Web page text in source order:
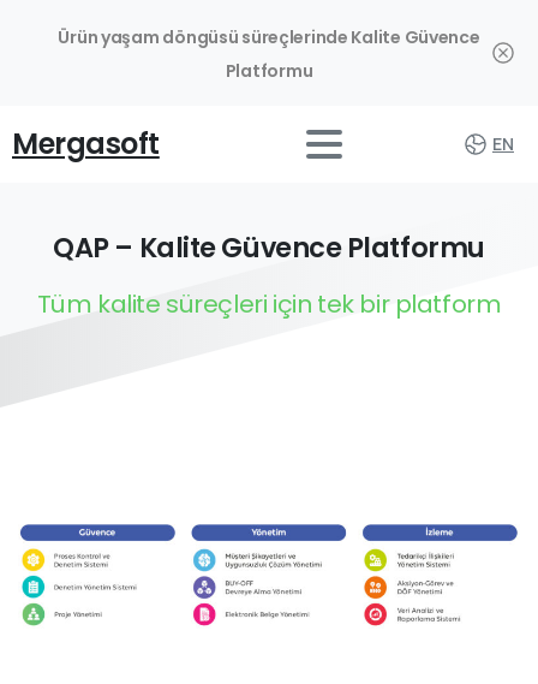
Ürün yaşam döngüsü süreçlerinde Kalite Güvence
Platformu
Mergasoft EN
QAP – Kalite Güvence Platformu
Tüm kalite süreçleri için tek bir platform